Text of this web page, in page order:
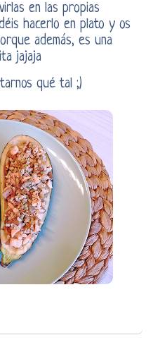
en las propias
hacerlo en plato y os
además, es una
jajaja
qué tal ;)